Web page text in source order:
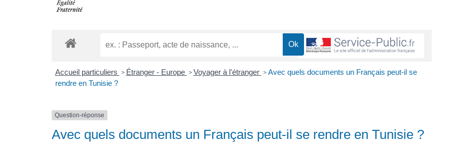
Accueil particuliers > Étranger - Europe > Voyager à l'étranger > Avec quels documents un Français peut-il se
rendre en Tunisie ?
Question-réponse
Avec quels documents un Français peut-il se rendre en Tunisie ?